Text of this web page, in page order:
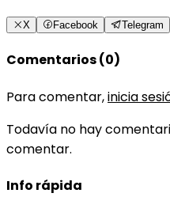
X Facebook Telegram
Comentarios (0)
Para comentar,inicia
Todavía no hay
comentar.
Info rápida